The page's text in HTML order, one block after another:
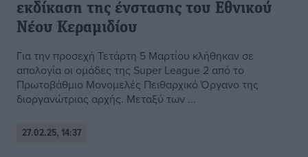
εκδίκαση της ένστασης του Εθνικού
Νέου Κεραμιδίου
Για την προσεχή Τετάρτη 5 Μαρτίου κλήθηκαν σε
απολογία οι ομάδες της Super League 2 από το
Πρωτοβάθμιο Μονομελές Πειθαρχικό Όργανο της
διοργανώτριας αρχής. Μεταξύ των ...
27.02.25, 14:37